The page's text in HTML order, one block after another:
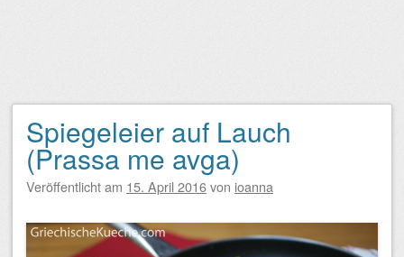
Spiegeleier auf Lauch
(Prassa me avga)
Veröffentlicht am 15. April 2016von ioanna